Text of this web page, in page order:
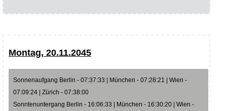
Montag, 20.11.2045
Sonnenaufgang Berlin - 07:37:33 | München - 07:28:21 | Wien -
07:09:24 | Zürich - 07:38:00
Sonntenuntergang Berlin - 16:06:33 | München - 16:30:20 | Wien -